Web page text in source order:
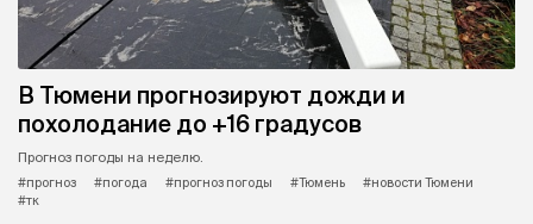
В Тюмени прогнозируют дожди и
похолодание до +16 градусов
Прогноз погоды на неделю.
#прогноз
#погода #прогноз погоды #Тюмень
#новости Тюмени
#тк